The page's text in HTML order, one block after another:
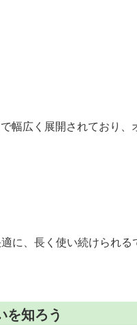
幅広く展開されており
に、長く使い続けられる
を知ろう